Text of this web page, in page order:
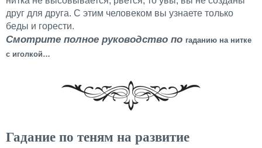
друг для друга. С этим человеком вы узнаете только
беды и горести.
Смотрите полное руководство по гаданию на нитке
с иголкой…
Гадание по теням на развитие